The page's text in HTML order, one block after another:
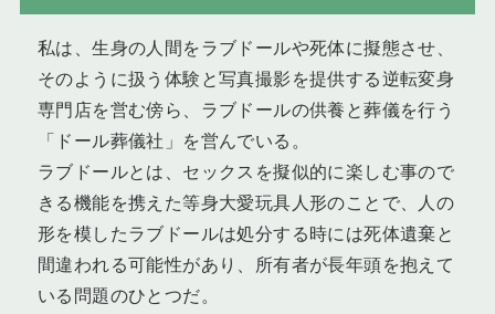
私は、生身の人間をラブドールや死体に擬態させ、
そのように扱う体験と写真撮影を提供する逆転変身
専門店を営む傍ら、ラブドールの供養と葬儀を行う
「ドール葬儀社」を営んでいる。
ラブドールとは、セックスを擬似的に楽しむ事ので
きる機能を携えた等身大愛玩具人形のことで、人の
形を模したラブドールは処分する時には死体遺棄と
間違われる可能性があり、所有者が長年頭を抱えて
いる問題のひとつだ。